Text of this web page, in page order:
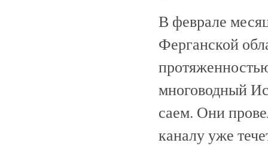
В феврале
Ферганской
многоводный
саем. Они
каналу уже